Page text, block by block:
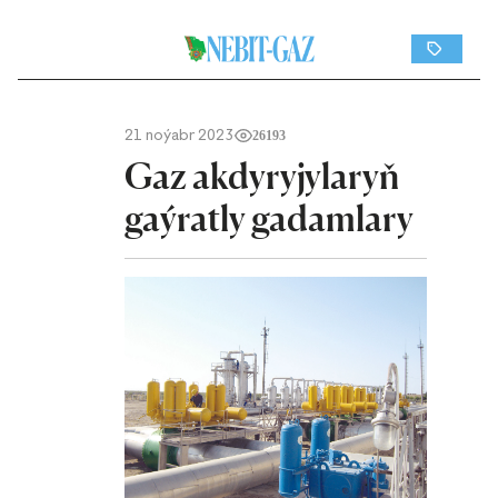
21 noýabr 2023 26193
Gaz akdyryjylaryň
gaýratly gadamlary